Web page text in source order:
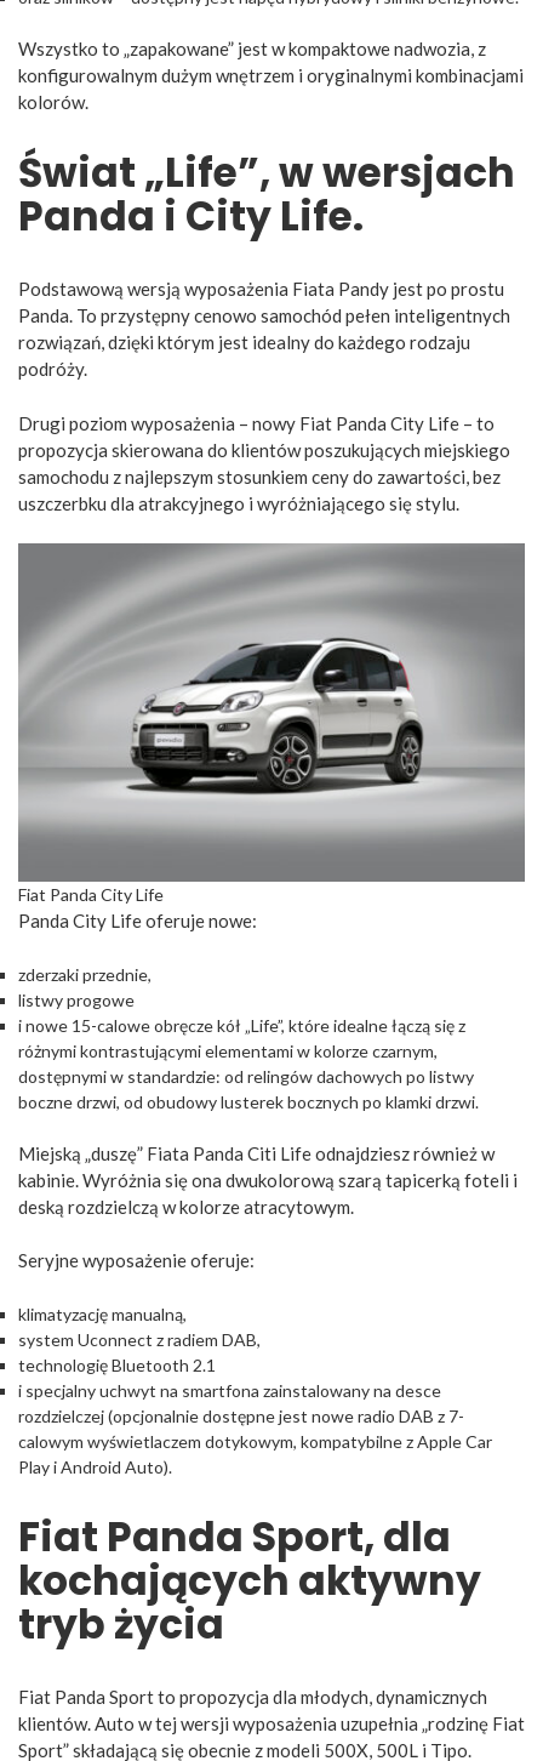
Wszystko to „zapakowane” jest w kompaktowe nadwozia, z
konfigurowalnym dużym wnętrzem i oryginalnymi kombinacjami
kolorów.
Świat „Life”, w wersjach
Panda i City Life.
Podstawową wersją wyposażenia Fiata Pandy jest po prostu
Panda. To przystępny cenowo samochód pełen inteligentnych
rozwiązań, dzięki którym jest idealny do każdego rodzaju
podróży.
Drugi poziom wyposażenia – nowy Fiat Panda City Life – to
propozycja skierowana do klientów poszukujących miejskiego
samochodu z najlepszym stosunkiem ceny do zawartości, bez
uszczerbku dla atrakcyjnego i wyróżniającego się stylu.
Fiat Panda City Life
Panda City Life oferuje nowe:
zderzaki przednie,
listwy progowe
i nowe 15-calowe obręcze kół „Life”, które idealne łączą się z
różnymi kontrastującymi elementami w kolorze czarnym,
dostępnymi w standardzie: od relingów dachowych po listwy
boczne drzwi, od obudowy lusterek bocznych po klamki drzwi.
Miejską „duszę” Fiata Panda Citi Life odnajdziesz również w
kabinie. Wyróżnia się ona dwukolorową szarą tapicerką foteli i
deską rozdzielczą w kolorze atracytowym.
Seryjne wyposażenie oferuje:
klimatyzację manualną,
system Uconnect z radiem DAB,
technologię Bluetooth 2.1
i specjalny uchwyt na smartfona zainstalowany na desce
rozdzielczej (opcjonalnie dostępne jest nowe radio DAB z 7-
calowym wyświetlaczem dotykowym, kompatybilne z Apple Car
Play i Android Auto).
Fiat Panda Sport, dla
kochających aktywny
tryb życia
Fiat Panda Sport to propozycja dla młodych, dynamicznych
klientów. Auto w tej wersji wyposażenia uzupełnia „rodzinę Fiat
Sport” składającą się obecnie z modeli 500X, 500L i Tipo.